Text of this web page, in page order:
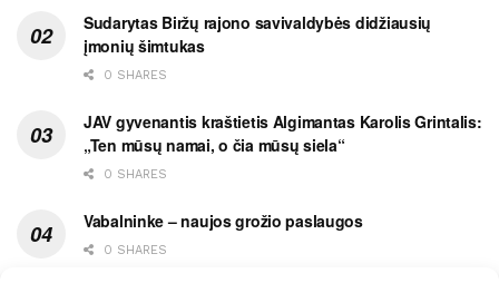
Sudarytas Biržų rajono savivaldybės didžiausių
įmonių šimtukas
0 SHARES
JAV gyvenantis kraštietis Algimantas Karolis Grintalis:
„Ten mūsų namai, o čia mūsų siela“
0 SHARES
Vabalninke – naujos grožio paslaugos
0 SHARES